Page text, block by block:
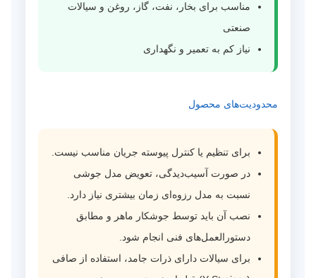
مناسب برای بخار، نفت، گاز، روغن و سیالات
صنعتی
نیاز کم به تعمیر و نگهداری
محدودیت‌های محصول
برای تنظیم یا کنترل پیوسته جریان مناسب نیست.
در صورت آسیب‌دیدگی، تعویض مدل جوشی
نسبت به مدل رزوه‌ای زمان بیشتری نیاز دارد.
نصب آن باید توسط جوشکار ماهر و مطابق
دستورالعمل‌های فنی انجام شود.
برای سیالات دارای ذرات جامد، استفاده از صافی